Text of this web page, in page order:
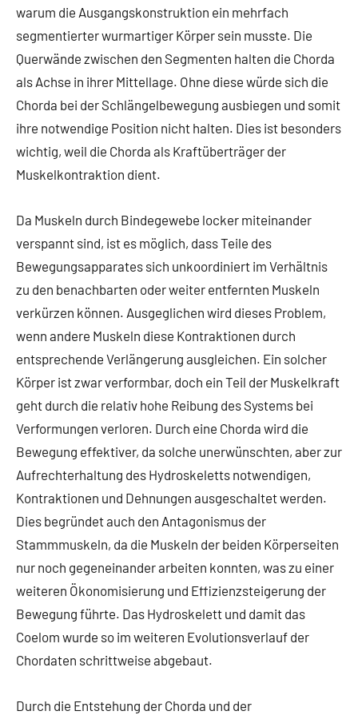
warum die Ausgangskonstruktion ein mehrfach
segmentierter wurmartiger Körper sein musste. Die
Querwände zwischen den Segmenten halten die Chorda
als Achse in ihrer Mittellage. Ohne diese würde sich die
Chorda bei der Schlängelbewegung ausbiegen und somit
ihre notwendige Position nicht halten. Dies ist besonders
wichtig, weil die Chorda als Kraftüberträger der
Muskelkontraktion dient.
Da Muskeln durch Bindegewebe locker miteinander
verspannt sind, ist es möglich, dass Teile des
Bewegungsapparates sich unkoordiniert im Verhältnis
zu den benachbarten oder weiter entfernten Muskeln
verkürzen können. Ausgeglichen wird dieses Problem,
wenn andere Muskeln diese Kontraktionen durch
entsprechende Verlängerung ausgleichen. Ein solcher
Körper ist zwar verformbar, doch ein Teil der Muskelkraft
geht durch die relativ hohe Reibung des Systems bei
Verformungen verloren. Durch eine Chorda wird die
Bewegung effektiver, da solche unerwünschten, aber zur
Aufrechterhaltung des Hydroskeletts notwendigen,
Kontraktionen und Dehnungen ausgeschaltet werden.
Dies begründet auch den Antagonismus der
Stammmuskeln, da die Muskeln der beiden Körperseiten
nur noch gegeneinander arbeiten konnten, was zu einer
weiteren Ökonomisierung und Effizienzsteigerung der
Bewegung führte. Das Hydroskelett und damit das
Coelom wurde so im weiteren Evolutionsverlauf der
Chordaten schrittweise abgebaut.
Durch die Entstehung der Chorda und der